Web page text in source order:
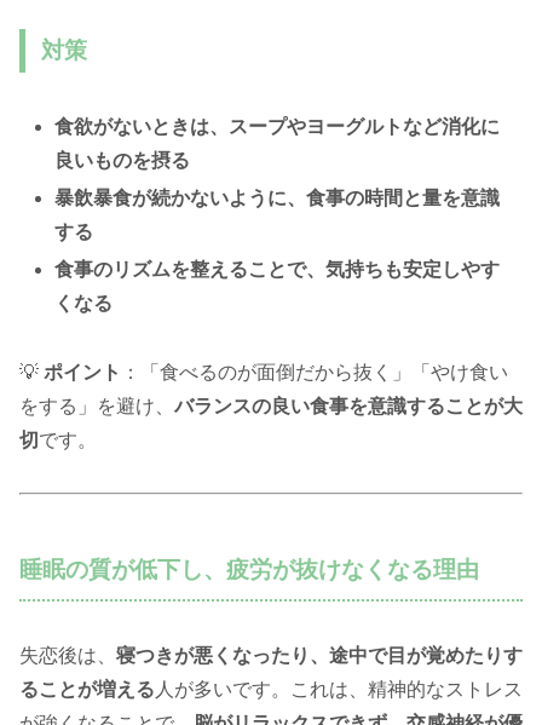
対策
食欲がないときは、スープやヨーグルトなど消化に
良いものを摂る
暴飲暴食が続かないように、食事の時間と量を意識
する
食事のリズムを整えることで、気持ちも安定しやす
くなる
💡 ポイント ：「食べるのが面倒だから抜く」「やけ食い
をする」を避け、 バランスの良い食事を意識することが大
切 です。
睡眠の質が低下し、疲労が抜けなくなる理由
失恋後は、 寝つきが悪くなったり、途中で目が覚めたりす
ることが増える 人が多いです。これは、精神的なストレス